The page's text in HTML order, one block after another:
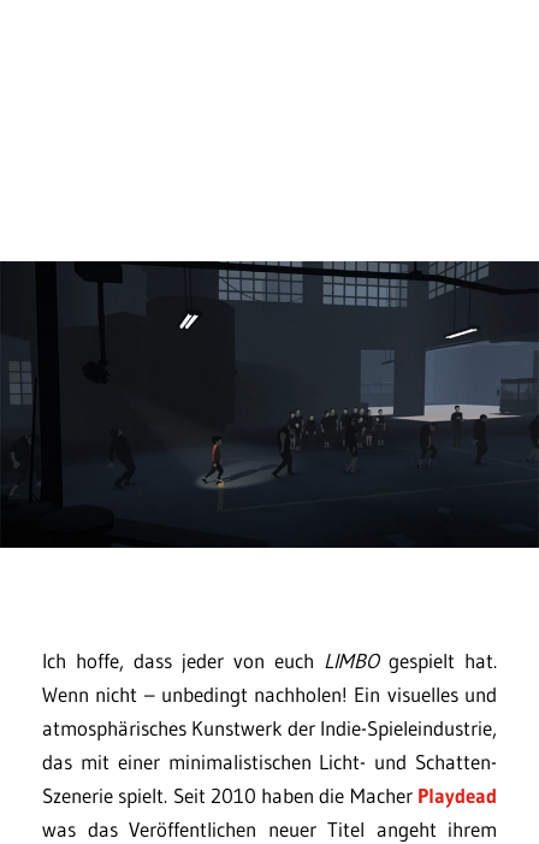
Ich hoffe, dass jeder von euch LIMBOgespielt hat.
Wenn nicht – unbedingt nachholen! Ein visuelles und
atmosphärisches Kunstwerk der Indie-Spieleindustrie,
das mit einer minimalistischen Licht- und Schatten-
Szenerie spielt. Seit 2010 haben die Macher Playdead
was das Veröffentlichen neuer Titel angeht ihrem